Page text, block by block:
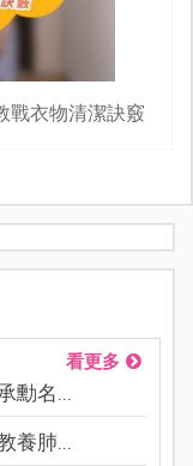
戰衣物清潔訣竅
看更多
勳名...
養肺...